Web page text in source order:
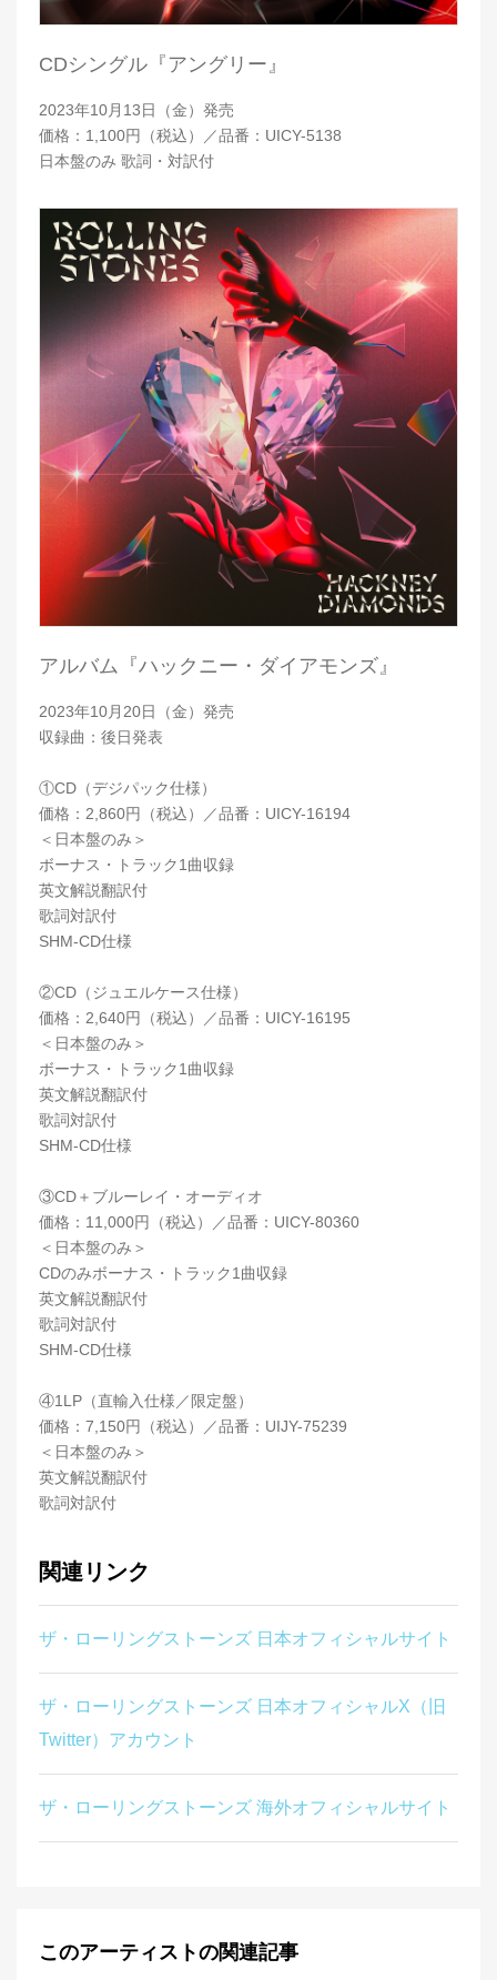
CDシングル『アングリー』
2023年10月13日（金）発売
価格：1,100円（税込）／品番：UICY-5138
日本盤のみ 歌詞・対訳付
アルバム『ハックニー・ダイアモンズ』
2023年10月20日（金）発売
収録曲：後日発表
①CD（デジパック仕様）
価格：2,860円（税込）／品番：UICY-16194
＜日本盤のみ＞
ボーナス・トラック1曲収録
英文解説翻訳付
歌詞対訳付
SHM-CD仕様
②CD（ジュエルケース仕様）
価格：2,640円（税込）／品番：UICY-16195
＜日本盤のみ＞
ボーナス・トラック1曲収録
英文解説翻訳付
歌詞対訳付
SHM-CD仕様
③CD＋ブルーレイ・オーディオ
価格：11,000円（税込）／品番：UICY-80360
＜日本盤のみ＞
CDのみボーナス・トラック1曲収録
英文解説翻訳付
歌詞対訳付
SHM-CD仕様
④1LP（直輸入仕様／限定盤）
価格：7,150円（税込）／品番：UIJY-75239
＜日本盤のみ＞
英文解説翻訳付
歌詞対訳付
関連リンク
ザ・ローリングストーンズ 日本オフィシャルサイト
ザ・ローリングストーンズ 日本オフィシャルX（旧
Twitter）アカウント
ザ・ローリングストーンズ 海外オフィシャルサイト
このアーティストの関連記事